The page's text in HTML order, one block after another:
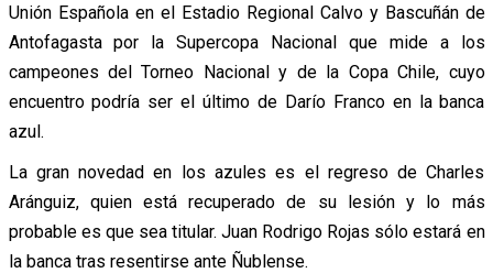
Unión Española en el Estadio Regional Calvo y Bascuñán de
Antofagasta por la Supercopa Nacional que mide a los
campeones del Torneo Nacional y de la Copa Chile, cuyo
encuentro podría ser el último de Darío Franco en la banca
azul.
La gran novedad en los azules es el regreso de Charles
Aránguiz, quien está recuperado de su lesión y lo más
probable es que sea titular. Juan Rodrigo Rojas sólo estará en
la banca tras resentirse ante Ñublense.